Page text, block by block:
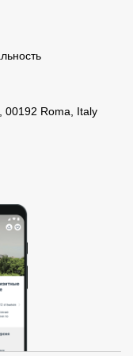
00192 Roma, Italy